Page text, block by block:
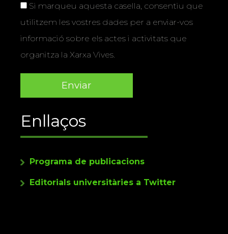
Si marqueu aquesta casella, consentiu que
utilitzem les vostres dades per a enviar-vos
informació sobre els actes i activitats que
organitza la Xarxa Vives.
Enllaços
Programa de publicacions
Editorials universitàries a Twitter